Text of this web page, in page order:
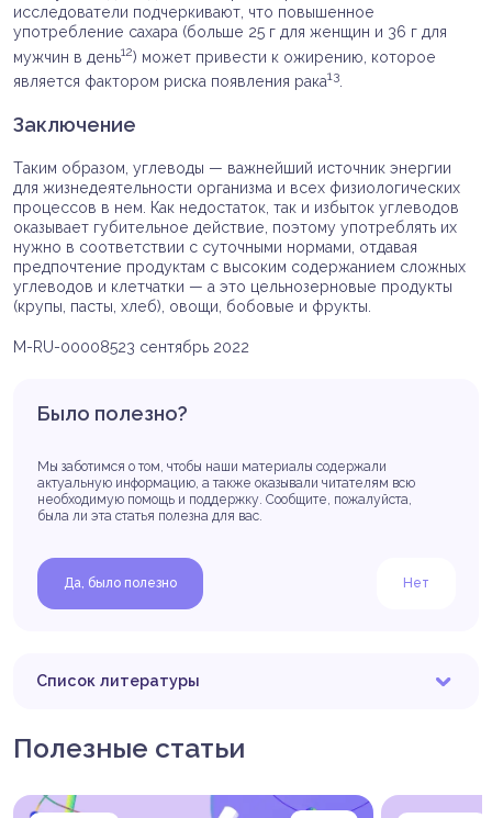
исследователи подчеркивают, что повышенное
употребление сахара (больше 25 г для женщин и 36 г для
мужчин в день12) может привести к ожирению, которое
является фактором риска появления рака13
Заключение
Таким образом, углеводы — важнейший источник энергии
для жизнедеятельности организма и всех физиологических
процессов в нем. Как недостаток, так и избыток углеводов
оказывает губительное действие, поэтому употреблять их
нужно в соответствии с суточными нормами, отдавая
предпочтение продуктам с высоким содержанием сложных
углеводов и клетчатки — а это цельнозерновые продукты
(крупы, пасты, хлеб), овощи, бобовые и фрукты.
M-RU-00008523 сентябрь 2022
Было полезно?
Мы заботимся о том, чтобы наши материалы содержали
актуальную информацию, а также оказывали читателям всю
необходимую помощь и поддержку. Сообщите, пожалуйста,
была ли эта статья полезна для вас.
Да, было полезно Нет
Список литературы
Nov 14;5(6):760-1. doi: 10.3945/an.114.006163. PMID:
25398736; PMCID: PMC4224210.
ресурс). URL:
Полезные статьи